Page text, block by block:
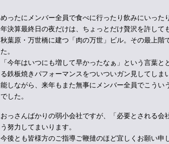
めったにメンバー全員で食べに行ったり飲みにいった
年決算最終日の夜だけは、ちょっとだけ贅沢を許して
秋葉原・万世橋に建つ「肉の万世」ビル。その最上階
た。
「今年はいつにも増して早かったなぁ」という言葉と
る鉄板焼きパフォーマンスをついついガン見してしま
能しながら、来年もまた無事にメンバー全員でこうい
でした。
おっさんばかりの弱小会社ですが、「必要とされる会
う努力してまいります。
今後とも皆様方のご指導ご鞭撻のほど宜しくお願い申